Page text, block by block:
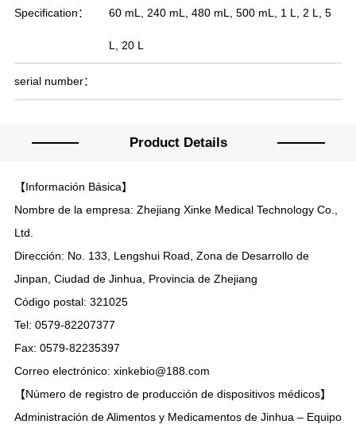
Specification： 60 mL, 240 mL, 480 mL, 500 mL, 1 L, 2 L, 5
L, 20 L
serial number：
Product Details
【Información Básica】
Nombre de la empresa: Zhejiang Xinke Medical Technology Co.,
Ltd.
Dirección: No. 133, Lengshui Road, Zona de Desarrollo de
Jinpan, Ciudad de Jinhua, Provincia de Zhejiang
Código postal: 321025
Tel: 0579-82207377
Fax: 0579-82235397
Correo electrónico: xinkebio@188.com
【Número de registro de producción de dispositivos médicos】
Administración de Alimentos y Medicamentos de Jinhua – Equipo